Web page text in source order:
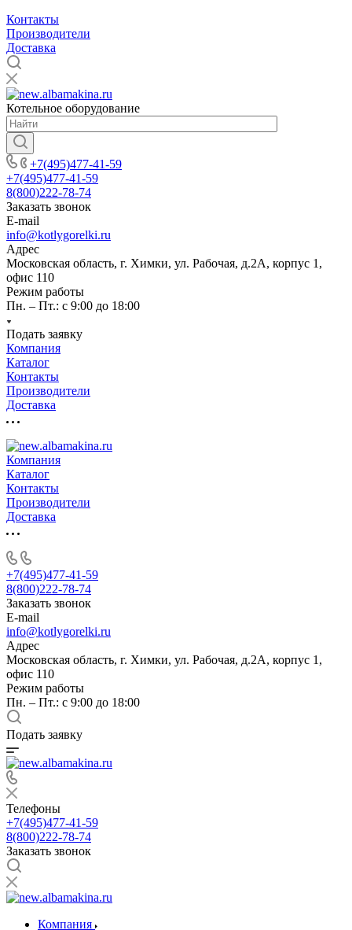
Контакты
Производители
Доставка
Котельное оборудование
+7(495)477-41-59
+7(495)477-41-59
8(800)222-78-74
Заказать звонок
E-mail
info@kotlygorelki.ru
Адрес
Московская область, г. Химки, ул. Рабочая, д.2А, корпус 1,
офис 110
Режим работы
Пн. – Пт.: с 9:00 до 18:00
Подать заявку
Компания
Каталог
Контакты
Производители
Доставка
Компания
Каталог
Контакты
Производители
Доставка
+7(495)477-41-59
8(800)222-78-74
Заказать звонок
E-mail
info@kotlygorelki.ru
Адрес
Московская область, г. Химки, ул. Рабочая, д.2А, корпус 1,
офис 110
Режим работы
Пн. – Пт.: с 9:00 до 18:00
Подать заявку
Телефоны
+7(495)477-41-59
8(800)222-78-74
Заказать звонок
Компания